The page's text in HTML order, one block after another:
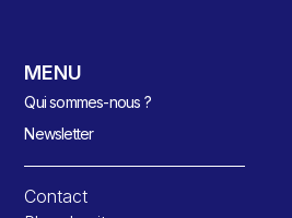
MENU
Qui sommes-nous ?
Newsletter
Contact